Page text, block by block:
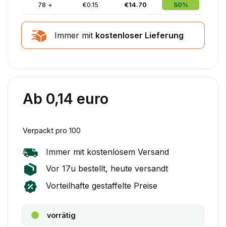
78 + €0.15 €14.70 50%
Immer mit kostenloser Lieferung
Ab 0,14 euro
Verpackt pro 100
Immer mit kostenlosem Versand
Vor 17u bestellt, heute versandt
Vorteilhafte gestaffelte Preise
vorrätig